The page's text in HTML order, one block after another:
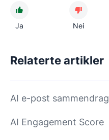
Ja Nei
Relaterte artikler
AI e-post sammendrag
AI Engagement Score